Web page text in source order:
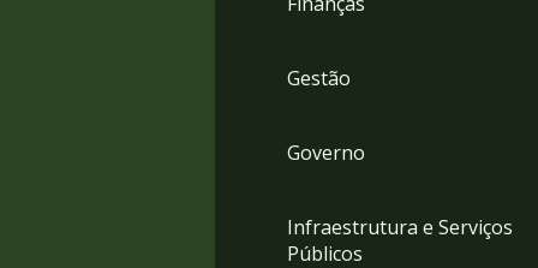
Gestão
Governo
Infraestrutura e Serviços
Públicos